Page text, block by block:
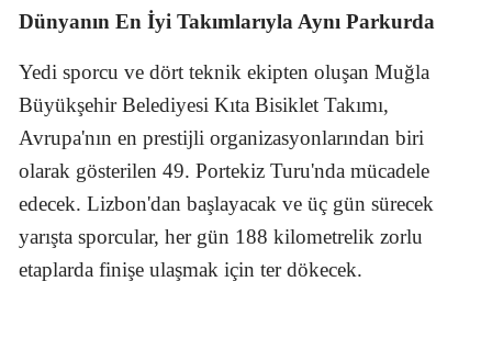
Dünyanın En İyi Takımlarıyla Aynı Parkurda
Yedi sporcu ve dört teknik ekipten oluşan Muğla
Büyükşehir Belediyesi Kıta Bisiklet Takımı,
Avrupa'nın en prestijli organizasyonlarından biri
olarak gösterilen 49. Portekiz Turu'nda mücadele
edecek. Lizbon'dan başlayacak ve üç gün sürecek
yarışta sporcular, her gün 188 kilometrelik zorlu
etaplarda finişe ulaşmak için ter dökecek.